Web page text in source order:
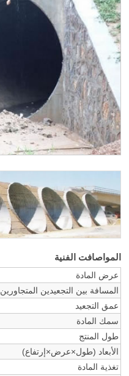
المواصافت الفنية
عرض المادة
المسافة بين التجعيدين المتجاورين
عمق التجعيد
سمك المادة
طول المنتج
الأبعاد (طول×عرض×إرتفاع)
تغذية المادة